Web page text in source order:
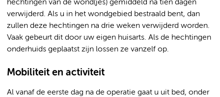
hechtingen van de wond(jes) gemiddeld na tien dagen
verwijderd. Als u in het wondgebied bestraald bent, dan
zullen deze hechtingen na drie weken verwijderd worden.
Vaak gebeurt dit door uw eigen huisarts. Als de hechtingen
onderhuids geplaatst zijn lossen ze vanzelf op.
Mobiliteit en activiteit
Al vanaf de eerste dag na de operatie gaat u uit bed, onder